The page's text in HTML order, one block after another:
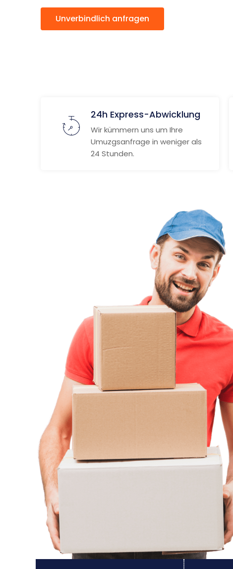
Unverbindlich anfragen
24h Express-Abwicklung
Wir kümmern uns um Ihre
Umuzgsanfrage in weniger als
24 Stunden.